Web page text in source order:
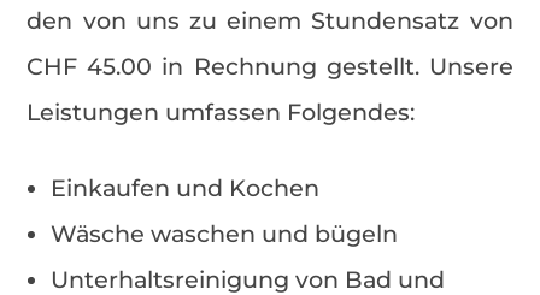
den von uns zu einem Stun­den­satz von
CHF 45.00 in Rech­nung ge­stellt. Un­se­re
Leis­tun­gen um­fas­sen Fol­gen­des:
Ein­kau­fen und Ko­chen
Wä­sche wa­schen und bü­geln
Un­ter­halts­rei­ni­gung von Bad und